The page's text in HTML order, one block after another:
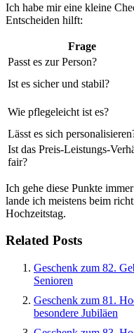
Ich habe mir eine kleine
Entscheiden hilft:
Frage
Passt es zur Person?
Ist es sicher und stabil?
Wie pflegeleicht ist es?
Lässt es sich
Ist das Preis-Leistungs-
fair?
Ich gehe diese Punkte
lande ich meistens beim
Hochzeitstag.
Related Posts
Geschenk zum 82.
Senioren
Geschenk zum 81.
besondere Jubiläen